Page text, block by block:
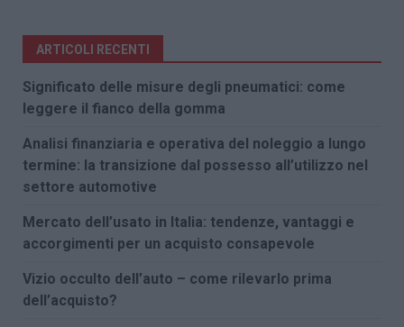
ARTICOLI RECENTI
Significato delle misure degli pneumatici: come
leggere il fianco della gomma
Analisi finanziaria e operativa del noleggio a lungo
termine: la transizione dal possesso all’utilizzo nel
settore automotive
Mercato dell’usato in Italia: tendenze, vantaggi e
accorgimenti per un acquisto consapevole
Vizio occulto dell’auto – come rilevarlo prima
dell’acquisto?